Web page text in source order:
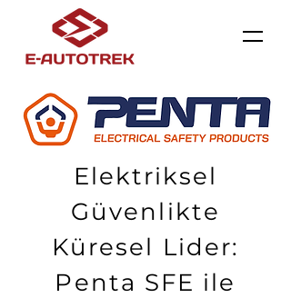
Elektriksel
Güvenlikte
Küresel Lider:
Penta SFE ile